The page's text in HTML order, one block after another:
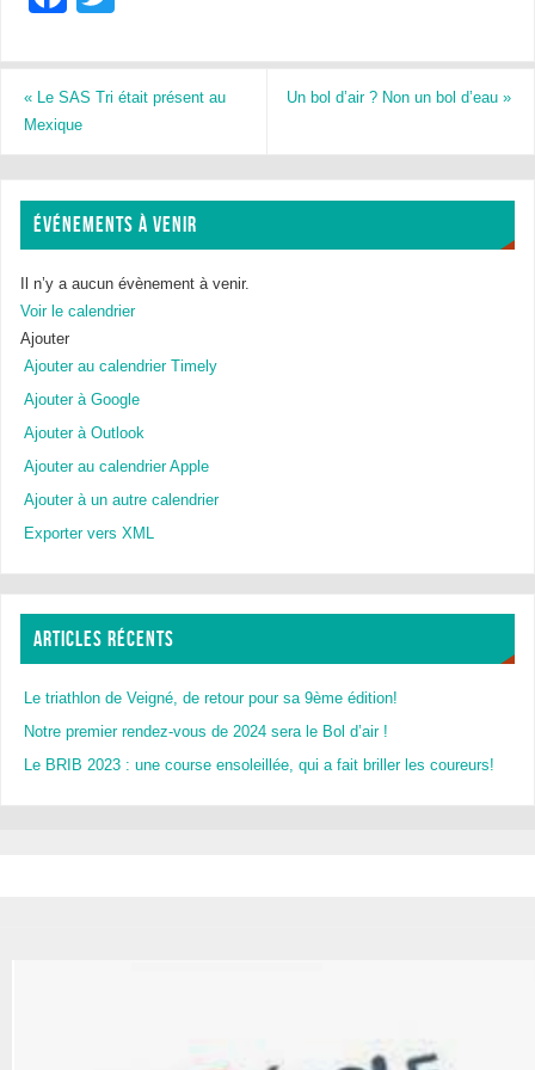
c
e
b
o
o
k
tt
er
«Le SAS Tri était présent au
Mexique
Un bol d’air ? Non un bol d’eau»
ÉVÉNEMENTS À VENIR
Il n’y a aucun évènement à venir.
Voir le calendrier
Ajouter
Ajouter au calendrier Timely
Ajouter à Google
Ajouter à Outlook
Ajouter au calendrier Apple
Ajouter à un autre calendrier
Exporter vers XML
ARTICLES RÉCENTS
Le triathlon de Veigné, de retour pour sa 9ème édition!
Notre premier rendez-vous de 2024 sera le Bol d’air !
Le BRIB 2023 : une course ensoleillée, qui a fait briller les coureurs!